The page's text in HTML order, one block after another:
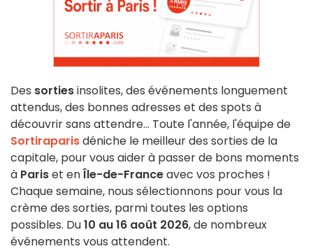
Des sortiesinsolites, des événements longuement
attendus, des bonnes adresses et des spots à
découvrir sans attendre... Toute l'année, l'équipe de
Sortiraparisdéniche le meilleur des sorties de la
capitale, pour vous aider à passer de bons moments
à Pariset enÎle-de-Franceavec vos proches !
Chaque semaine, nous sélectionnons pour vous la
crème des sorties, parmi toutes les options
possibles. Du10 au 16 août 2026, de nombreux
événements vous attendent.